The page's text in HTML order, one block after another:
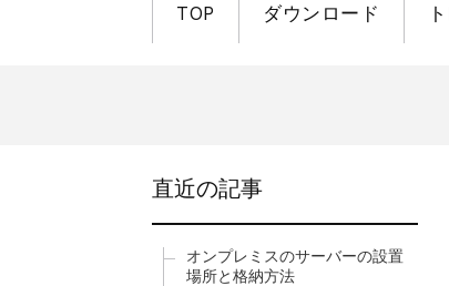
TOP ダウンロード
直近の記事
オンプレミスのサーバーの設置
場所と格納方法